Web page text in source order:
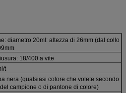
diametro 20ml: altezza di 26mm (dal collo
18/400 a vite
t
nera (qualsiasi colore che volete secondo
campione o di pantone di colore)